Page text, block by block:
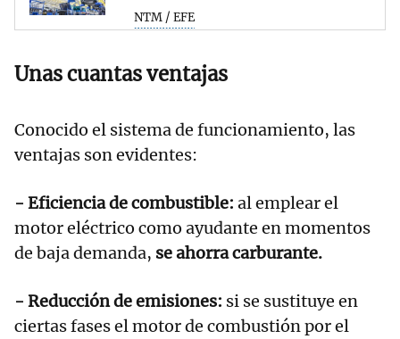
NTM / EFE
Unas cuantas ventajas
Conocido el sistema de funcionamiento, las
ventajas son evidentes:
- Eficiencia de combustible: al emplear el
motor eléctrico como ayudante en momentos
de baja demanda, se ahorra carburante.
- Reducción de emisiones: si se sustituye en
ciertas fases el motor de combustión por el